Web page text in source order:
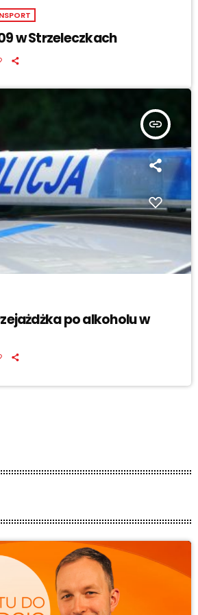
w Strzeleczkach
insert_link
po alkoholu w